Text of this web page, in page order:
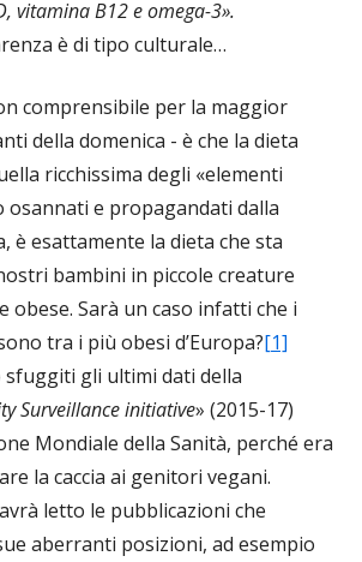
vitamina B12 e omega-3».
è di tipo culturale…
comprensibile per la maggior
della domenica - è che la dieta
ricchissima degli «elementi
osannati e propagandati dalla
è esattamente la dieta che sta
bambini in piccole creature
obese. Sarà un caso infatti che i
tra i più obesi d’Europa?[1]
sfuggiti gli ultimi dati della
Surveillance initiative» (2015-17)
Mondiale della Sanità, perché era
la caccia ai genitori vegani.
letto le pubblicazioni che
aberranti posizioni, ad esempio